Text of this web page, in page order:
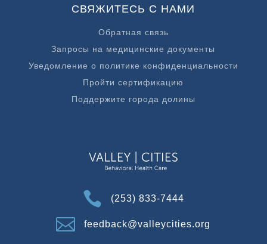
СВЯЖИТЕСЬ С НАМИ
Обратная связь
Запросы на медицинские документы
Уведомление о политике конфиденциальности
Пройти сертификацию
Поддержите города долины
 (253) 833-7444
 feedback@valleycities.org